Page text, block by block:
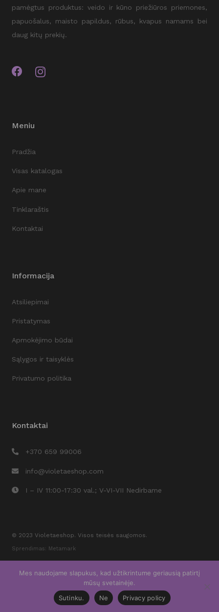
pamėgtus produktus: veido ir kūno priežiūros priemones,
papuošalus, maisto papildus, rūbus, kvapus namams bei
daug kitų prekių.
Meniu
Pradžia
Visas katalogas
Apie mane
Tinklaraštis
Kontaktai
Informacija
Atsiliepimai
Pristatymas
Apmokėjimo būdai
Sąlygos ir taisyklės
Privatumo politika
Kontaktai
+370 659 99006
info@violetaeshop.com
I – IV 11:00-17:30 val.; V-VI-VII Nedirbame
© 2023 Violetaeshop. Visos teisės saugomos.
Sprendimas: Metamark
Mes naudojame slapukus, kad užtikrintume geriausią patirtį
mūsų svetainėje.
Sutinku.
Ne Privacy policy